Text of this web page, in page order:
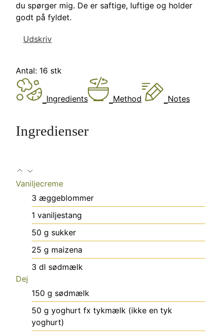
du spørger mig. De er saftige, luftige og holder
godt på fyldet.
Udskriv
Antal: 16 stk
Ingredients Method Notes
Ingredienser
Vaniljecreme
3 æggeblommer
1 vaniljestang
50 g sukker
25 g maizena
3 dl sødmælk
Dej
150 g sødmælk
50 g yoghurt fx tykmælk (ikke en tyk
yoghurt)